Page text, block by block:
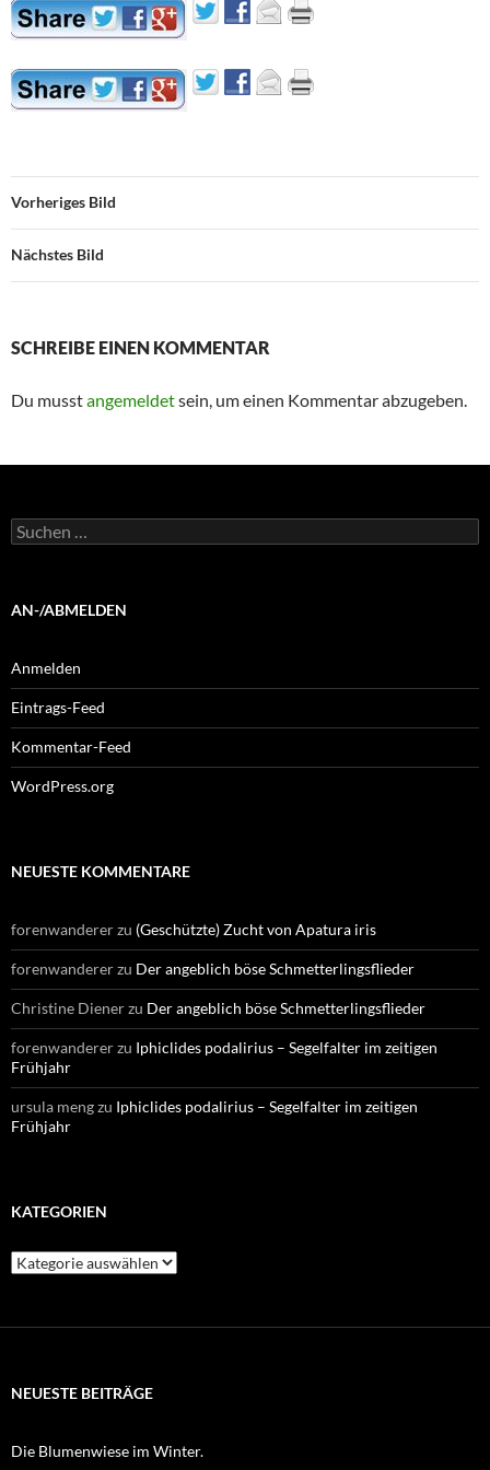
Vorheriges Bild
Nächstes Bild
SCHREIBE EINEN KOMMENTAR
Du musstangemeldetsein, um einen Kommentar abzugeben.
Suchen
nach:
AN-/ABMELDEN
Anmelden
Eintrags-Feed
Kommentar-Feed
WordPress.org
NEUESTE KOMMENTARE
forenwandererzu (Geschützte) Zucht von Apatura iris
forenwandererzu Der angeblich böse Schmetterlingsflieder
Christine Dienerzu Der angeblich böse Schmetterlingsflieder
forenwandererzu Iphiclides podalirius – Segelfalter im zeitigen
Frühjahr
ursula mengzu Iphiclides podalirius – Segelfalter im zeitigen
Frühjahr
KATEGORIEN
Kategorien
NEUESTE BEITRÄGE
Die Blumenwiese im Winter.